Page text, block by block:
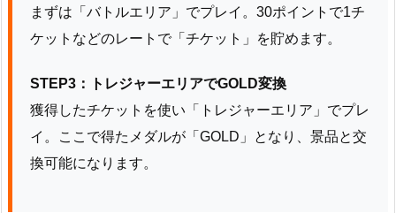
まずは「バトルエリア」でプレイ。30ポイントで1チ
ケットなどのレートで「チケット」を貯めます。
STEP3：トレジャーエリアでGOLD変換
獲得したチケットを使い「トレジャーエリア」でプレ
イ。ここで得たメダルが「GOLD」となり、景品と交
換可能になります。